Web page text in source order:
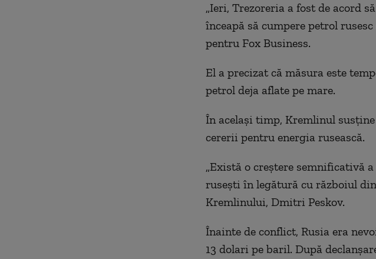
„Ieri, Trezoreria a fost de acord
înceapă să cumpere petrol
pentru Fox Business.
El a precizat că măsura este
petrol deja aflate pe mare.
În același timp, Kremlinul
cererii pentru energia rusească.
„Există o creștere semnificativă
rusești în legătură cu războiul
Kremlinului, Dmitri Peskov.
Înainte de conflict, Rusia era
13 dolari pe baril. După